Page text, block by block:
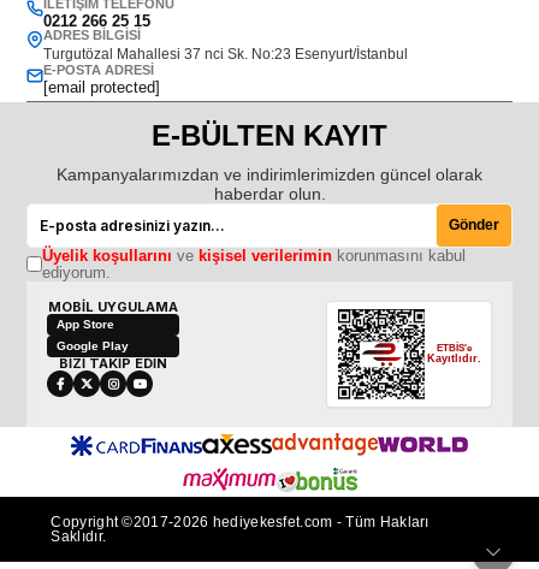
İLETIŞIM TELEFONU
0212 266 25 15
ADRES BILGISI
Turgutözal Mahallesi 37 nci Sk. No:23 Esenyurt/İstanbul
E-POSTA ADRESI
[email protected]
E-BÜLTEN KAYIT
Kampanyalarımızdan ve indirimlerimizden güncel olarak
haberdar olun.
Gönder
Üyelik koşullarını ve kişisel verileriminkorunmasını kabul
ediyorum.
MOBİL UYGULAMA
App Store
Google Play
BİZİ TAKİP EDİN
ETBİS'e
Kayıtlıdır.
Copyright ©2017-2026 hediyekesfet.com - Tüm Hakları
Saklıdır.